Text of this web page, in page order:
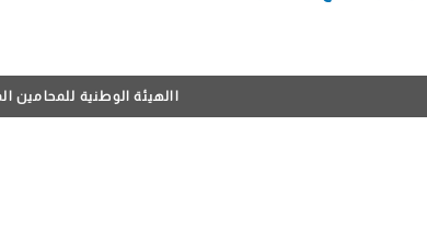
االهيئة الوطنية للمحامين الموريتانيين 2021 -